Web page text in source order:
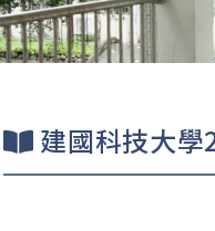
建國科技大